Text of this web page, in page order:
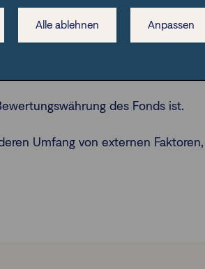
des Fonds ist.
Umfang von externen Faktoren,
Alle ablehnen Anpassen